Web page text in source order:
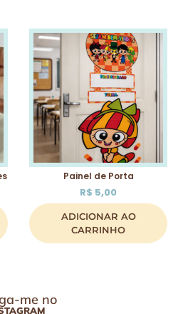
Painel de Porta
R$ 5,00
ADICIONAR AO
CARRINHO
me no